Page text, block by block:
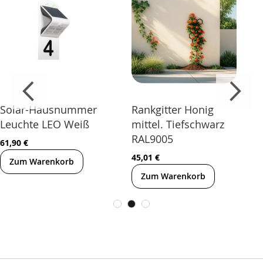
Solar-Hausnummer
Leuchte LEO Weiß
61,90 €
Zum Warenkorb
Rankgitter Honig
mittel. Tiefschwarz
RAL9005
45,01 €
Zum Warenkorb